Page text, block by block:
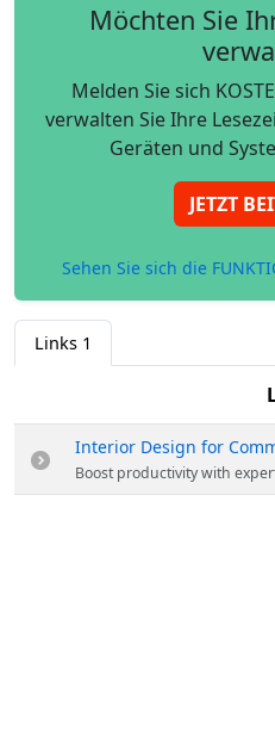
Möchten Sie
Melden Sie sich
verwalten Sie Ihre
Geräten und
JETZT
Sehen Sie sich die
Links 1
Boost productivity with expert interior design for commercial spaces. From sleek offices to retail hubs, we